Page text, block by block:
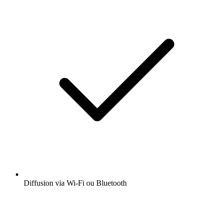
Diffusion via Wi-Fi ou Bluetooth